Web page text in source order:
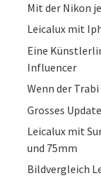
Mit der Nikon
Leicalux mit
Eine
Influencer
Wenn der
Grosses
Leicalux mit
und 75mm
Bildvergleich